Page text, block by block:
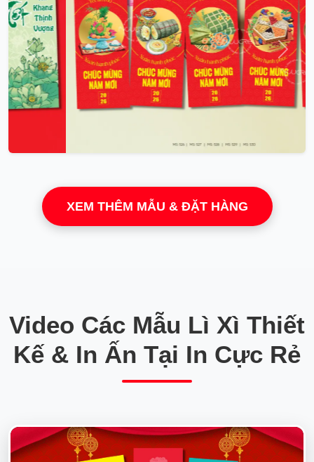
Trước Sau
XEM THÊM MẪU & ĐẶT HÀNG
Video Các Mẫu Lì Xì Thiết
Kế & In Ấn Tại In Cực Rẻ